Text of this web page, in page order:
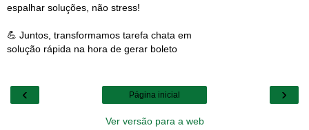
espalhar soluções, não stress!
💪 Juntos, transformamos tarefa chata em
solução rápida na hora de gerar boleto
‹ ›
Página inicial
Ver versão para a web